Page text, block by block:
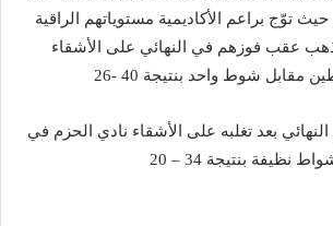
توّج براعم الأكاديمية مستوياتهم الراقية
عقب فوزهم في النهائي على الأشقاء
شوط واحد بنتيجة 40 -26
بعد تغلبه على الأشقاء نادي الحزم في
نظيفة بنتيجة 34 – 20